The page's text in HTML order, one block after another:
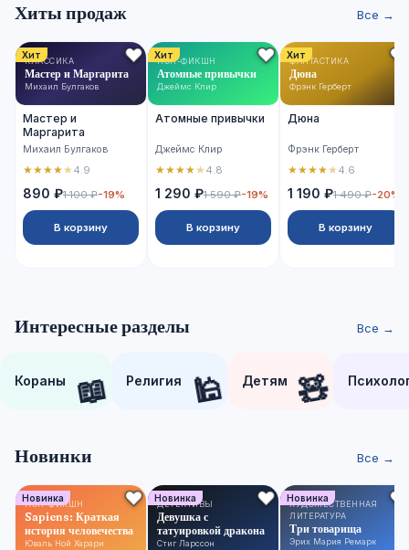
Хиты продаж Все →
Хит
КЛАССИКА
Мастер и Маргарита
Михаил Булгаков
Мастер и
Маргарита
Михаил Булгаков
★★★★★4.9
890 ₽1 100 ₽-19%
В корзину
Хит
НОН-ФИКШН
Атомные привычки
Джеймс Клир
Атомные привычки
Джеймс Клир
★★★★★4.8
1 290 ₽1 590 ₽-19%
В корзину
Хит
ФАНТАСТИКА
Дюна
Фрэнк Герберт
Дюна
Фрэнк Герберт
★★★★★4.6
1 190 ₽1 490 ₽-20%
В корзину
Интересные разделы Все →
Кораны 📖 Религия 🕌 Детям 🧸
Новинки Все →
Новинка
НОН-ФИКШН
Sapiens: Краткая
история человечества
Юваль Ной Харари
Новинка
ДЕТЕКТИВЫ
Девушка с
татуировкой дракона
Стиг Ларссон
Новинка
ХУДОЖЕСТВЕННАЯ
ЛИТЕРАТУРА
Три товарища
Эрих Мария Ремарк